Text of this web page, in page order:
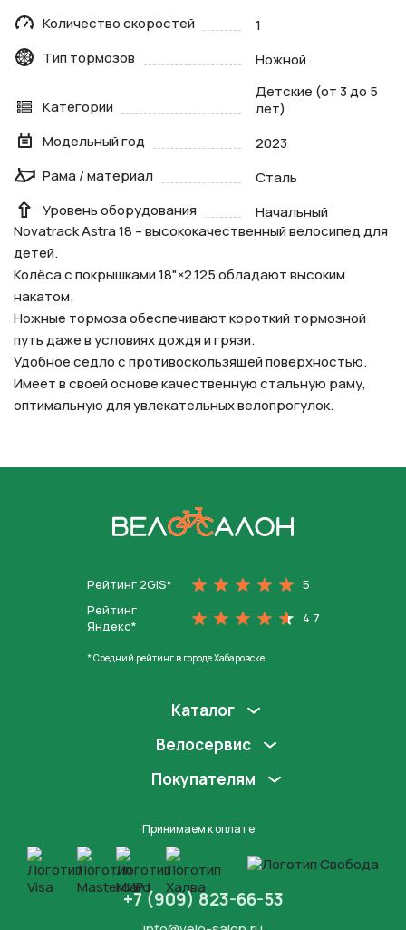
Количество скоростей
1
Тип тормозов
Ножной
Категории
Детские (от 3 до 5
лет)
Модельный год
2023
Рама / материал
Сталь
Уровень оборудования
Начальный
Novatrack Astra 18 – высококачественный велосипед для
детей.
Колёса с покрышками 18"×2.125 обладают высоким
накатом.
Ножные тормоза обеспечивают короткий тормозной
путь даже в условиях дождя и грязи.
Удобное седло с противоскользящей поверхностью.
Имеет в своей основе качественную стальную раму,
оптимальную для увлекательных велопрогулок.
Рейтинг 2GIS*
5
Рейтинг
Яндекс*
4.7
* Средний рейтинг в городе Хабаровске
Каталог
Велосервис
Покупателям
Принимаем к оплате
+7 (909) 823-66-53